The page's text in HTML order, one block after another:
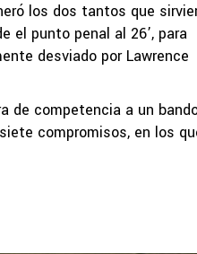
los dos tantos que
el punto penal al 26’, para
desviado por Lawrence
de competencia a un
compromisos, en los